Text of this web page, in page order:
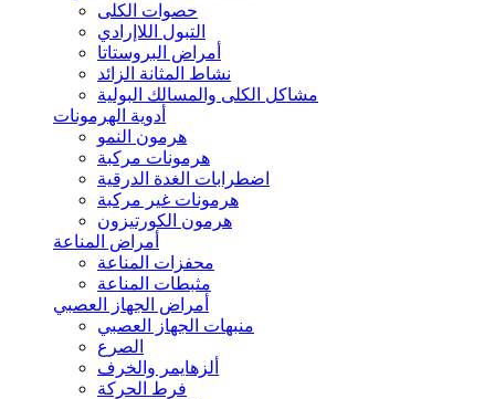
حصوات الكلى
التبول اللاإرادي
أمراض البروستاتا
نشاط المثانة الزائد
مشاكل الكلى والمسالك البولية
أدوية الهرمونات
هرمون النمو
هرمونات مركبة
اضطرابات الغدة الدرقية
هرمونات غير مركبة
هرمون الكورتيزون
أمراض المناعة
محفزات المناعة
مثبطات المناعة
أمراض الجهاز العصبي
منبهات الجهاز العصبي
الصرع
ألزهايمر والخرف
فرط الحركة